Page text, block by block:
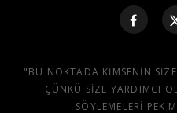
"BU NOKTADA KIMSENIN
ÇÜNKÜ SIZE YARDIMCI
SÖYLEMELERI PEK